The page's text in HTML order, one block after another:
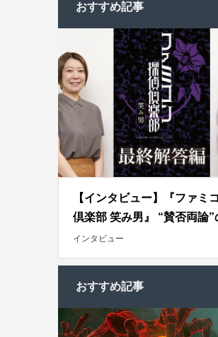
おすすめ記事
【インタビュー】『ファミ
倶楽部 笑み男』 “賛否両論”
インタビュー
おすすめ記事